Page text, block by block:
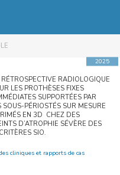
RADIOLOGIQUE
LES PROTHÈSES FIXES
SUPPORTÉES PAR
SOUS-PÉRIOSTÉS SUR MESURE
EN 3D CHEZ DES
D’ATROPHIE SÉVÈRE DES
SIO.
2025
cliniques et rapports de cas